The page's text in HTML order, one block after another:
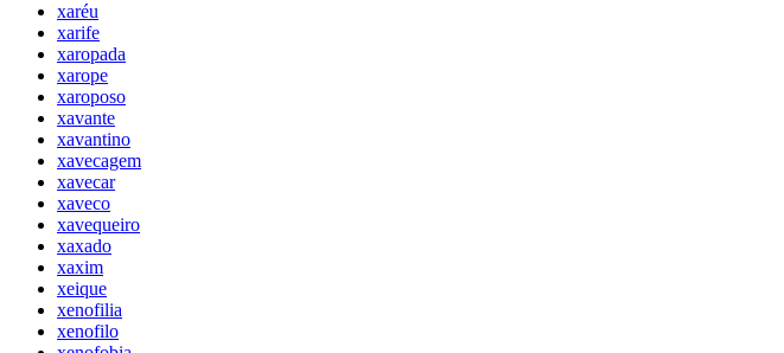
xaréu
xarife
xaropada
xarope
xaroposo
xavante
xavantino
xavecagem
xavecar
xaveco
xavequeiro
xaxado
xaxim
xeique
xenofilia
xenofilo